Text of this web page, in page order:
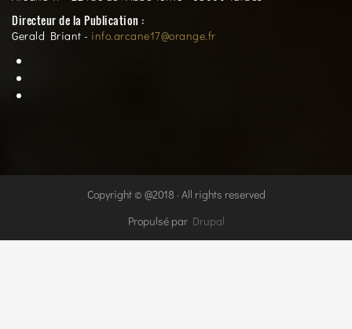
Directeur de la Publication :
Gerald Briant - info.arcane17@orange.fr
Copyright © @2018 · All rights reserved
Propulsé par Drupal